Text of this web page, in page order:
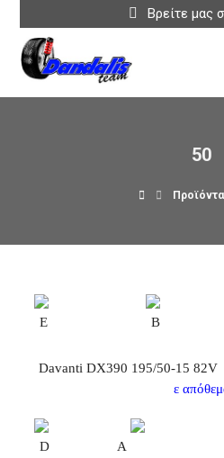
Βρείτε μας
50
Προϊόντα
E B
Davanti DX390 195/50-15 82V
ε
D A